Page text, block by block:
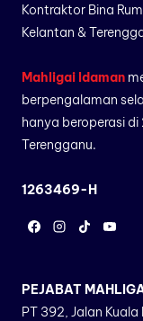
Kontraktor Bina
Kelantan &
Mahligai Idaman
berpengalaman
hanya beroperasi
Terengganu.
1263469-H
PEJABAT
PT 392, Jalan Kuala